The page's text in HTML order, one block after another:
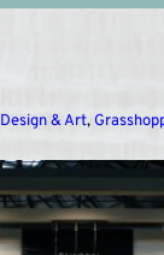
Design & Art,